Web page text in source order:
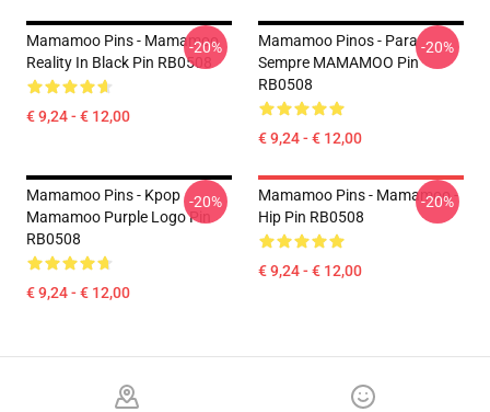
Mamamoo Pins - Mamamoo
Reality In Black Pin RB0508
€ 9,24 - € 12,00
-20%
Mamamoo Pinos - Para
Sempre MAMAMOO Pin
RB0508
€ 9,24 - € 12,00
-20%
Mamamoo Pins - Kpop
Mamamoo Purple Logo Pin
RB0508
€ 9,24 - € 12,00
-20%
Mamamoo Pins - Mamamoo -
Hip Pin RB0508
€ 9,24 - € 12,00
-20%